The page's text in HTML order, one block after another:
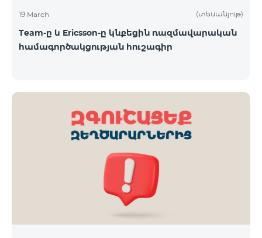
19 March (տեսանյութ)
Team-ը և Ericsson-ը կնքեցին ռազմավարական
համագործակցության հուշագիր